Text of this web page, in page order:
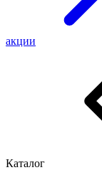
акции
Каталог